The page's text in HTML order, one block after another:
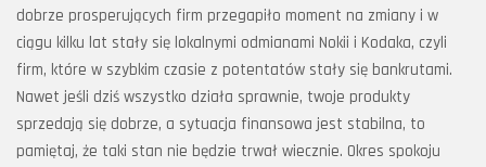
dobrze prosperujących firm przegapiło moment na zmiany i w
ciągu kilku lat stały się lokalnymi odmianami Nokii i Kodaka, czyli
firm, które w szybkim czasie z potentatów stały się bankrutami.
Nawet jeśli dziś wszystko działa sprawnie, twoje produkty
sprzedają się dobrze, a sytuacja finansowa jest stabilna, to
pamiętaj, że taki stan nie będzie trwał wiecznie. Okres spokoju